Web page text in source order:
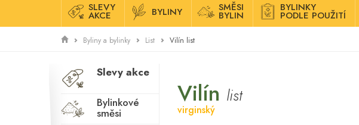
SLEVY
AKCE BYLINY SMĚSI
BYLIN
BYLINKY
PODLE POUŽITÍ
Byliny a bylinky List Vilín list
Slevy akce
Bylinkové
směsi
Vilín list
virginský